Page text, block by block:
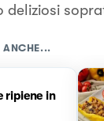
deliziosi
ANCHE...
ripiene in